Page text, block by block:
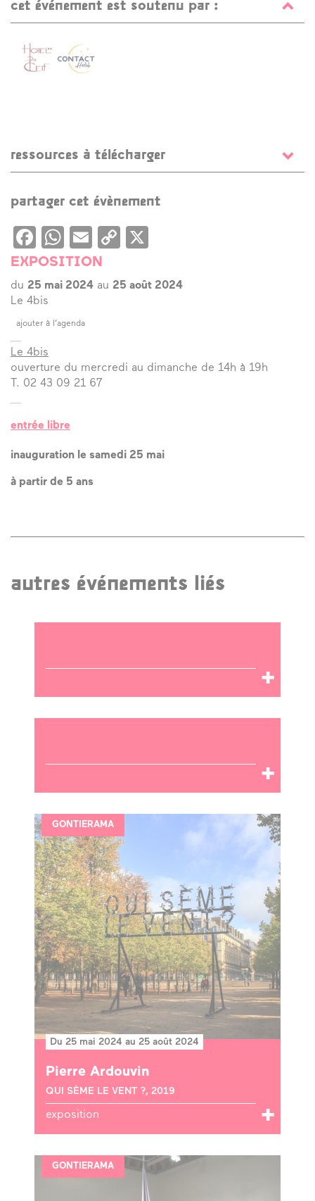
cet événement est soutenu par :
ressources à télécharger
Texte petit-déjeuner avec Eva Prouteau
partager cet évènement
Facebook
WhatsApp
EmailCopy
EXPOSITION
du 25 mai 2024 au 25 août 2024
Le 4bis
ajouter à l’agenda
Le 4bis
ouverture du mercredi au dimanche de 14h à 19h
T. 02 43 09 21 67
entrée libre
inauguration le samedi 25 mai
à partir de 5 ans
autres événements liés
GONTIERAMA
Du 25 mai 2024 au 25 août 2024
Pierre Ardouvin
QUI SÈME LE VENT ?, 2019
exposition
GONTIERAMA